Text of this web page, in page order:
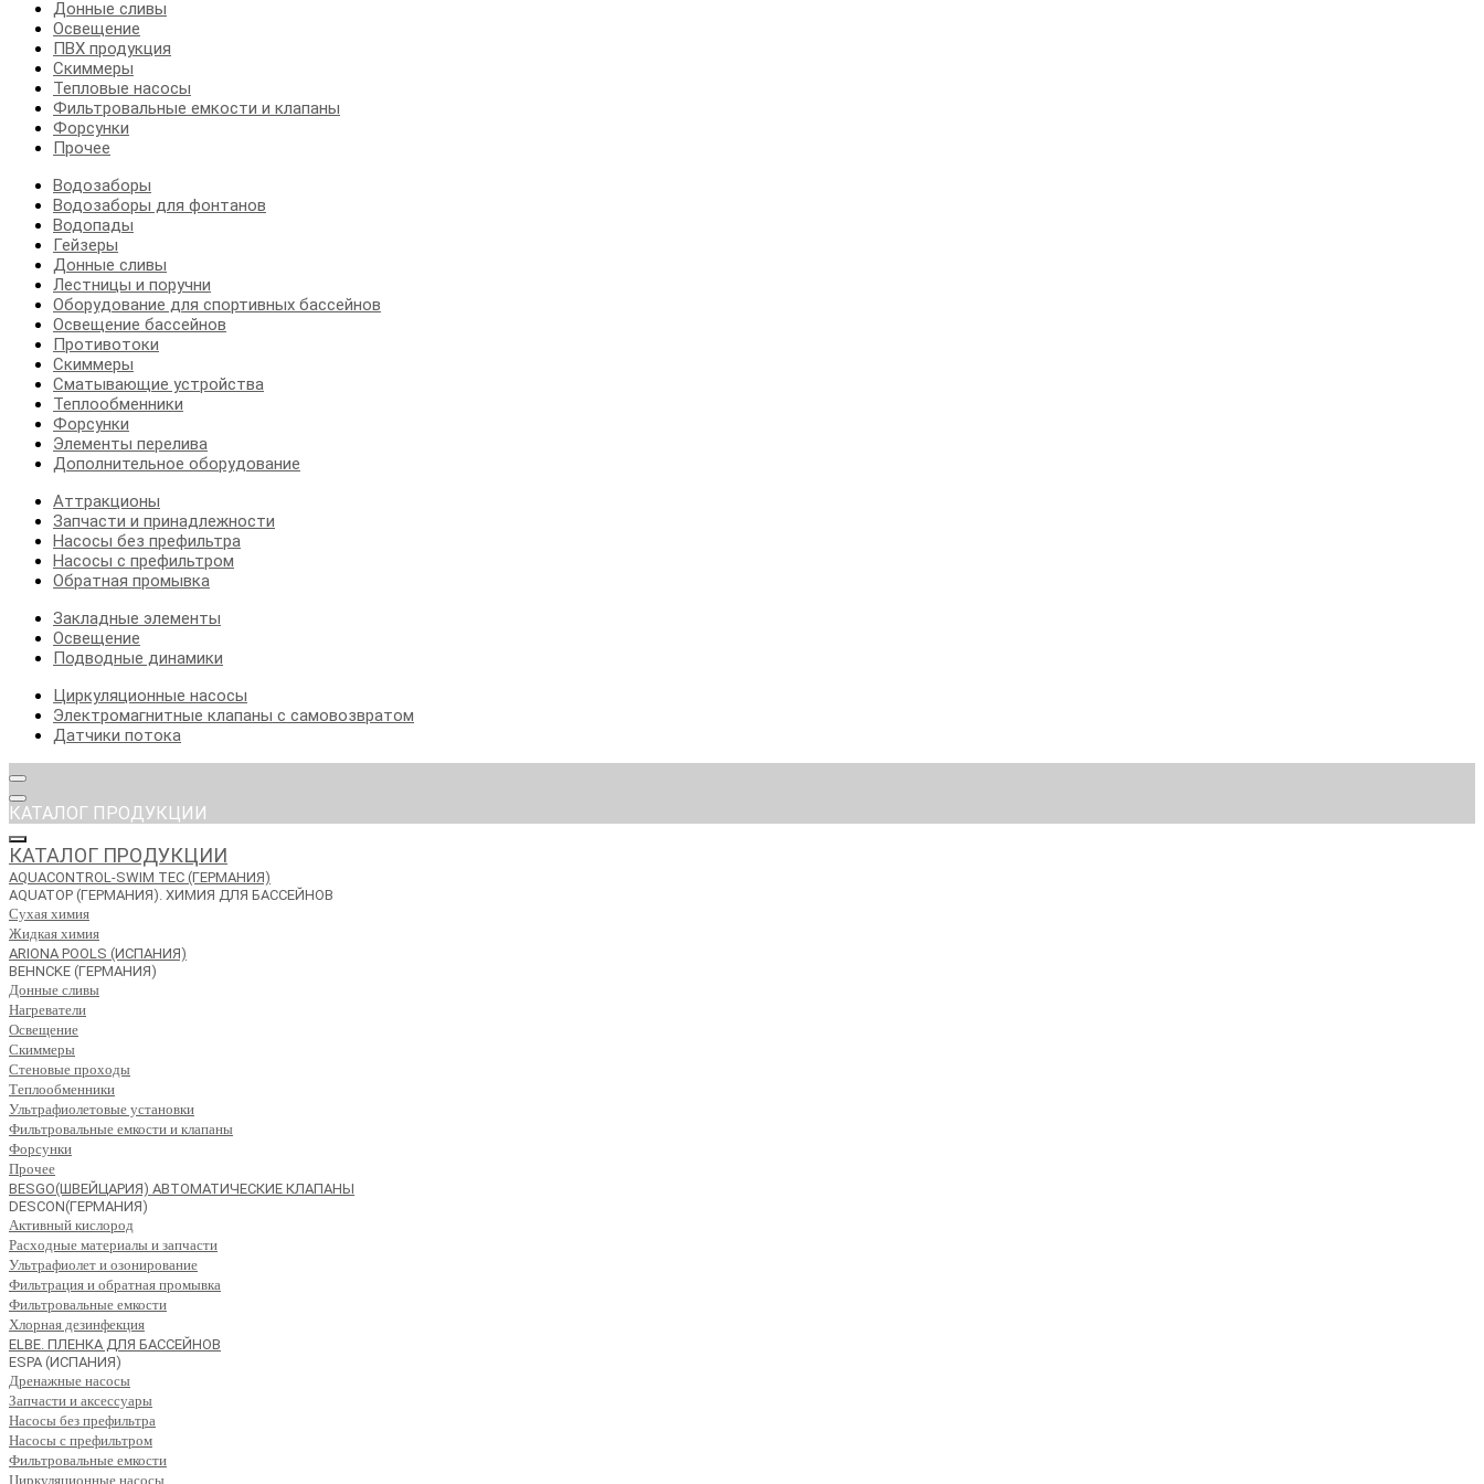
Донные сливы
Освещение
ПВХ продукция
Скиммеры
Тепловые насосы
Фильтровальные емкости и клапаны
Форсунки
Прочее
Водозаборы
Водозаборы для фонтанов
Водопады
Гейзеры
Донные сливы
Лестницы и поручни
Оборудование для спортивных бассейнов
Освещение бассейнов
Противотоки
Скиммеры
Сматывающие устройства
Теплообменники
Форсунки
Элементы перелива
Дополнительное оборудование
Аттракционы
Запчасти и принадлежности
Насосы без префильтра
Насосы с префильтром
Обратная промывка
Закладные элементы
Освещение
Подводные динамики
Циркуляционные насосы
Электромагнитные клапаны с самовозвратом
Датчики потока
КАТАЛОГ ПРОДУКЦИИ
КАТАЛОГ ПРОДУКЦИИ
AQUACONTROL-SWIM TEC (ГЕРМАНИЯ)
AQUATOP (ГЕРМАНИЯ). ХИМИЯ ДЛЯ БАССЕЙНОВ
Сухая химия
Жидкая химия
ARIONA POOLS (ИСПАНИЯ)
BEHNCKE (ГЕРМАНИЯ)
Донные сливы
Нагреватели
Освещение
Скиммеры
Стеновые проходы
Теплообменники
Ультрафиолетовые установки
Фильтровальные емкости и клапаны
Форсунки
Прочее
BESGO(ШВЕЙЦАРИЯ) АВТОМАТИЧЕСКИЕ КЛАПАНЫ
DESCON(ГЕРМАНИЯ)
Активный кислород
Расходные материалы и запчасти
Ультрафиолет и озонирование
Фильтрация и обратная промывка
Фильтровальные емкости
Хлорная дезинфекция
ELBE. ПЛЕНКА ДЛЯ БАССЕЙНОВ
ESPA (ИСПАНИЯ)
Дренажные насосы
Запчасти и аксессуары
Насосы без префильтра
Насосы с префильтром
Фильтровальные емкости
Циркуляционные насосы